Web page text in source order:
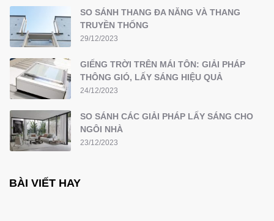
SO SÁNH THANG ĐA NĂNG VÀ THANG
TRUYỀN THỐNG
29/12/2023
GIẾNG TRỜI TRÊN MÁI TÔN: GIẢI PHÁP
THÔNG GIÓ, LẤY SÁNG HIỆU QUẢ
24/12/2023
SO SÁNH CÁC GIẢI PHÁP LẤY SÁNG CHO
NGÔI NHÀ
23/12/2023
BÀI VIẾT HAY